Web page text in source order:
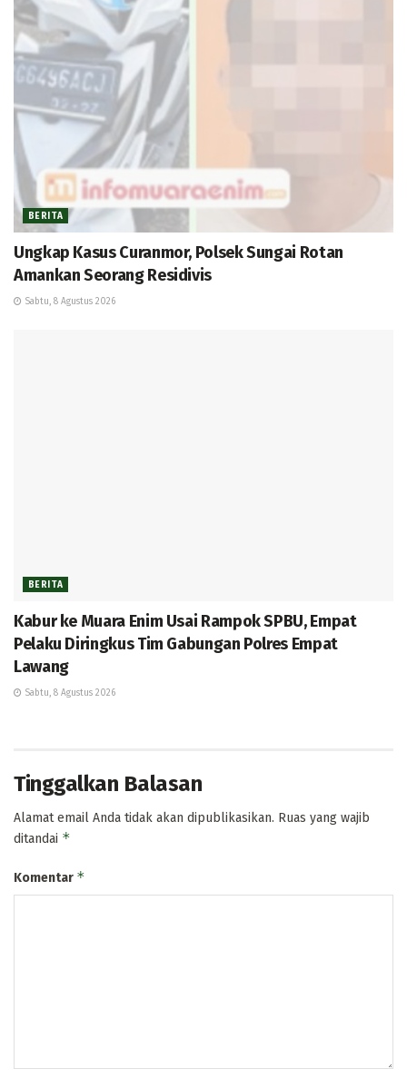
BERITA
Ungkap Kasus Curanmor, Polsek Sungai Rotan
Amankan Seorang Residivis
Sabtu, 8 Agustus 2026
BERITA
Kabur ke Muara Enim Usai Rampok SPBU, Empat
Pelaku Diringkus Tim Gabungan Polres Empat
Lawang
Sabtu, 8 Agustus 2026
Tinggalkan Balasan
Alamat email Anda tidak akan dipublikasikan. Ruas yang wajib
ditandai *
Komentar *